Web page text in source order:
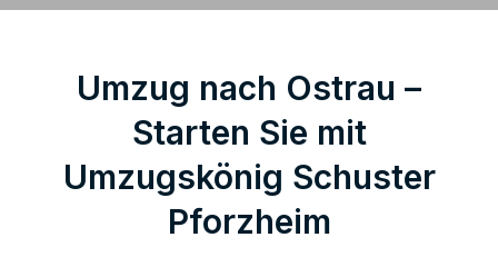
Umzug nach Ostrau –
Starten Sie mit
Umzugskönig Schuster
Pforzheim